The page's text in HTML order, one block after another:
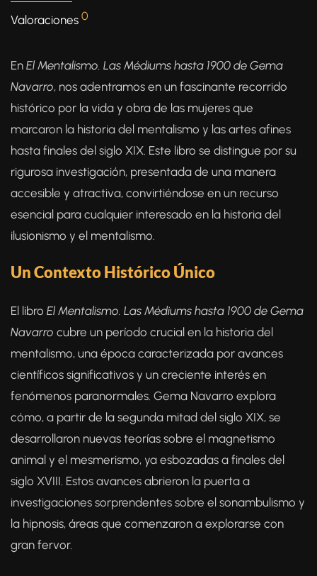
Valoraciones 0
En El Mentalismo. Las Médiums hasta 1900 de Gema
Navarro, nos adentramos en un fascinante recorrido
histórico por la vida y obra de las mujeres que
marcaron la historia del mentalismo y las artes afines
hasta finales del siglo XIX. Este libro se distingue por su
rigurosa investigación, presentada de una manera
accesible y atractiva, convirtiéndose en un recurso
esencial para cualquier interesado en la historia del
ilusionismo y el mentalismo.
Un Contexto Histórico Único
El libro El Mentalismo. Las Médiums hasta 1900 de Gema
Navarro cubre un período crucial en la historia del
mentalismo, una época caracterizada por avances
científicos significativos y un creciente interés en
fenómenos paranormales. Gema Navarro explora
cómo, a partir de la segunda mitad del siglo XIX, se
desarrollaron nuevas teorías sobre el magnetismo
animal y el mesmerismo, ya esbozadas a finales del
siglo XVIII. Estos avances abrieron la puerta a
investigaciones sorprendentes sobre el sonambulismo y
la hipnosis, áreas que comenzaron a explorarse con
gran fervor.